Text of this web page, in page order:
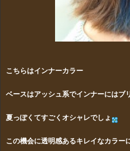
こちらはインナーカラー
ベースはアッシュ系でインナーにはブ
夏っぽくてすごくオシャレでしょ
この機会に透明感あるキレイなカラー